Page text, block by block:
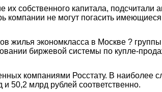
их собственного капитала,
компании не могут погасить
жилья экономкласса в Москве ?
биржевой системы по купле-
компаниями Росстату. В наиболее
50,2 млрд рублей соответственно.